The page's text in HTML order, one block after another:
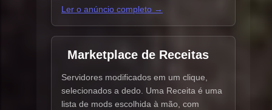
Ler o anúncio completo →
Marketplace de Receitas
Servidores modificados em um clique,
selecionados a dedo. Uma Receita é uma
lista de mods escolhida à mão, com